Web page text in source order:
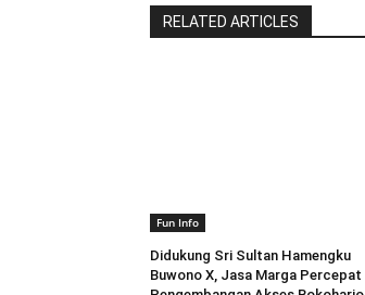
RELATED ARTICLES
Fun Info
Didukung Sri Sultan Hamengku
Buwono X, Jasa Marga Percepat